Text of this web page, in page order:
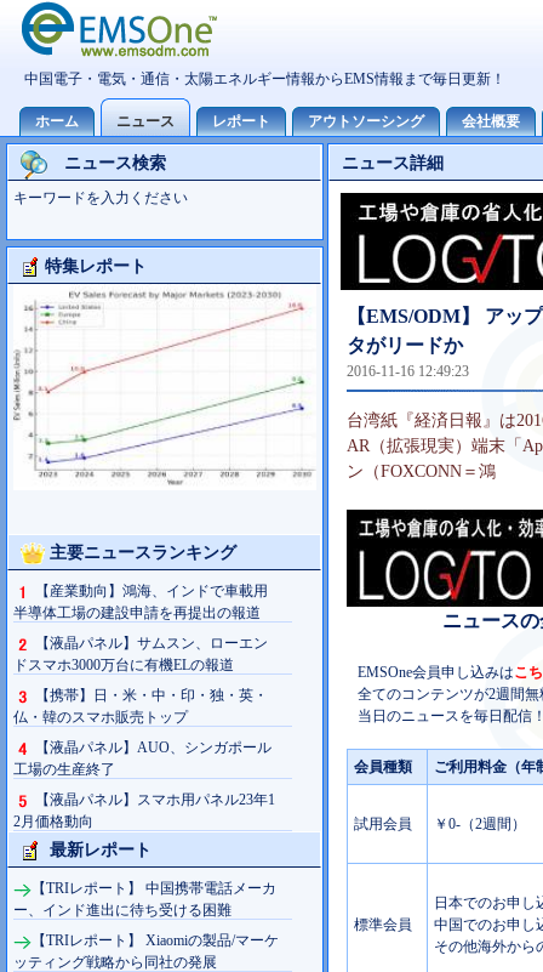
ニュース検索
キーワードを入力ください
特集レポート
大型TV市場10世代主導の可能性
主要ニュースランキング
【産業動向】鴻海、インドで車載用
半導体工場の建設申請を再提出の報道
【液晶パネル】サムスン、ローエン
ドスマホ3000万台に有機ELの報道
【携帯】日・米・中・印・独・英・
仏・韓のスマホ販売トップ
【液晶パネル】AUO、シンガポール
工場の生産終了
【液晶パネル】スマホ用パネル23年1
2月価格動向
最新レポート
【TRIレポート】 中国携帯電話メーカ
ー、インド進出に待ち受ける困難
【TRIレポート】 Xiaomiの製品/マーケ
ッティング戦略から同社の発展
ニュース詳細
【EMS/ODM】 アッ
タがリードか
2016-11-16 12:49:23
台湾紙『経済日報』は
AR（拡張現実）端末「
ン（FOXCONN＝鴻
ニュース
EMSOne会員申し込みはこ
全てのコンテンツが2週間
当日のニュースを毎日配信
会員種類 ご利用料金（年
試用会員 ￥0-（2週間）
標準会員
日本でのお申し
中国でのお申し
その他海外から